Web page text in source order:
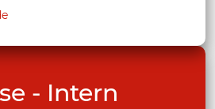
- Intern